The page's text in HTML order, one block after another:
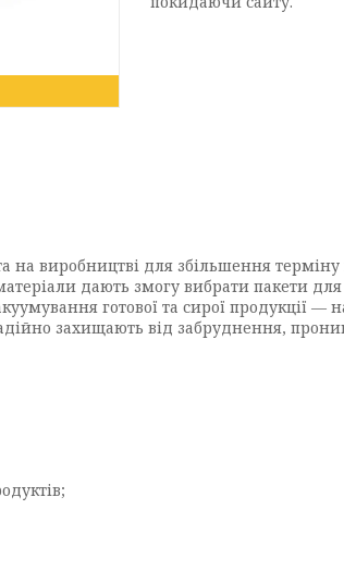
на виробництві для збільшення
дають змогу вибрати пакети
готової та сирої продукції —
захищають від забруднення,